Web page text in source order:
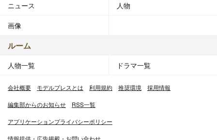
ニュース 人物
画像
ルーム
人物一覧 ドラマ一覧
会社概要 モデルプレスとは 利用規約 推奨環境 採用情報
編集部からのお知らせ RSS一覧
アプリケーションプライバシーポリシー
情報提供・広告掲載・お問い合わせ